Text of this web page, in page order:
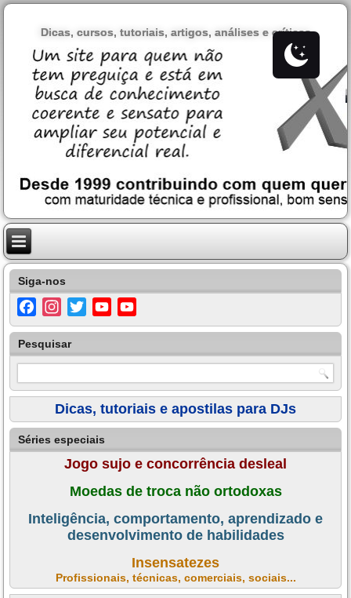
Dicas, cursos, tutoriais, artigos, análises e críticas
Siga-nos
FacebookInstagramTwitterYouTube
Channel
Pesquisar
Dicas, tutoriais e apostilas para DJs
Séries especiais
Jogo sujo e concorrência desleal
Moedas de troca não ortodoxas
Inteligência, comportamento, aprendizado e
desenvolvimento de habilidades
Insensatezes
Profissionais, técnicas, comerciais, sociais...